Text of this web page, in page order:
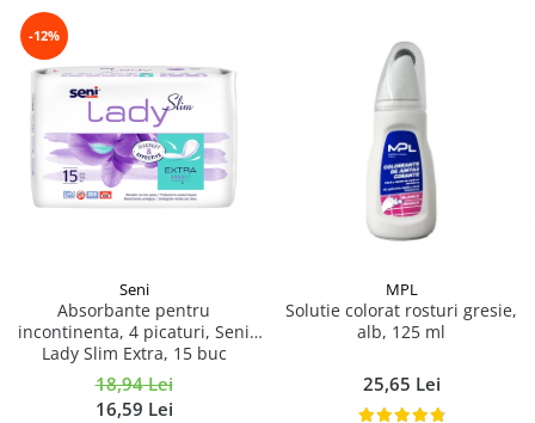
-12%
Seni
Absorbante pentru
incontinenta, 4 picaturi, Seni
Lady Slim Extra, 15 buc
18,94 Lei
16,59 Lei
MPL
Solutie colorat rosturi gresie,
alb, 125 ml
25,65 Lei